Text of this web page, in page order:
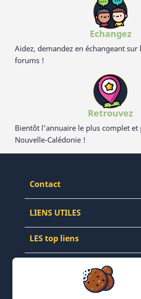
Echangez
Aidez, demandez en échangeant sur
forums !
Retrouvez
Bientôt l'annuaire le plus complet et
Nouvelle-Calédonie !
Contact
LIENS UTILES
LES top liens
NEWSLETTERS & WEB